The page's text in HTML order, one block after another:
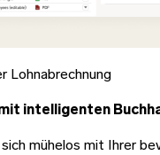
Lohnabrechnung
intelligenten
sich mühelos mit Ihrer